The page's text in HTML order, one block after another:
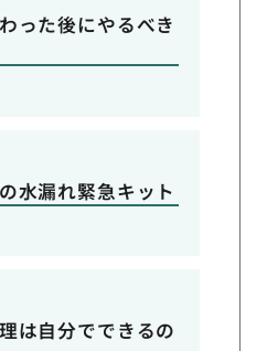
った後にやるべき
水漏れ緊急キット
は自分でできるの